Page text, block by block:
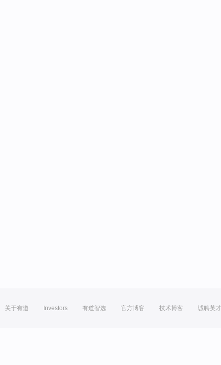
关于有道 Investors 有道智选 官方博客 技术博客 诚聘英才